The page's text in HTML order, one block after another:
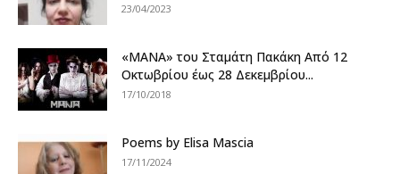
23/04/2023
«ΜΑΝΑ» του Σταμάτη Πακάκη Από 12
Οκτωβρίου έως 28 Δεκεμβρίου...
17/10/2018
Poems by Elisa Mascia
17/11/2024